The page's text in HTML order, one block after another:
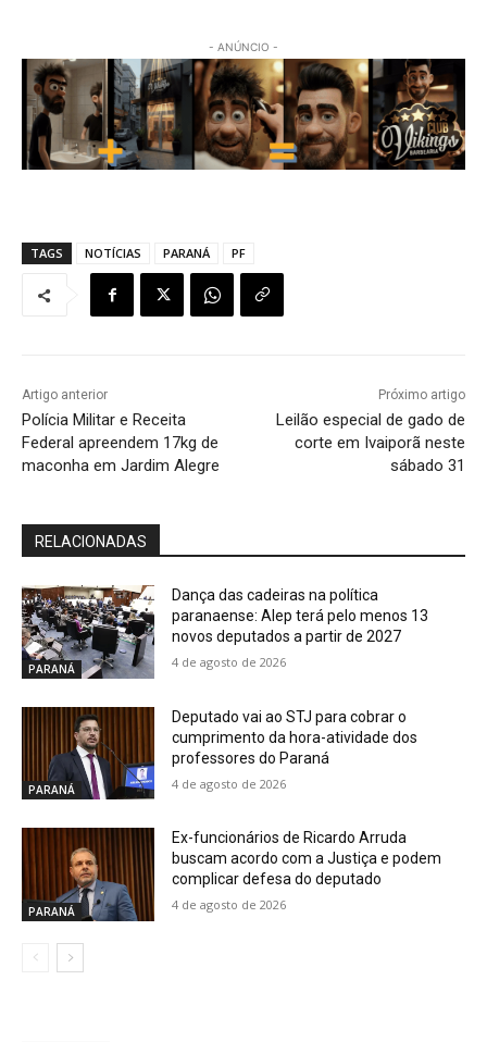
- ANÚNCIO -
TAGS NOTÍCIAS PARANÁ PF
Artigo anterior
Polícia Militar e Receita
Federal apreendem 17kg de
maconha em Jardim Alegre
Próximo artigo
Leilão especial de gado de
corte em Ivaiporã neste
sábado 31
RELACIONADAS
PARANÁ
Dança das cadeiras na política
paranaense: Alep terá pelo menos 13
novos deputados a partir de 2027
4 de agosto de 2026
PARANÁ
Deputado vai ao STJ para cobrar o
cumprimento da hora-atividade dos
professores do Paraná
4 de agosto de 2026
PARANÁ
Ex-funcionários de Ricardo Arruda
buscam acordo com a Justiça e podem
complicar defesa do deputado
4 de agosto de 2026